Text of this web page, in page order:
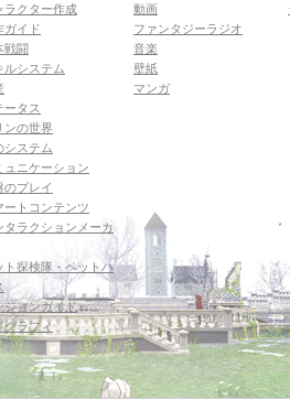
ラクター作成
ガイド
戦闘
ルシステム
ータス
ンの世界
システム
ュニケーション
のプレイ
ートコンテンツ
タラクションメーカ
ト探検隊・ペットハ
ジョンガイド
グラフィ
動画
ファンタジーラジオ
音楽
壁紙
マンガ